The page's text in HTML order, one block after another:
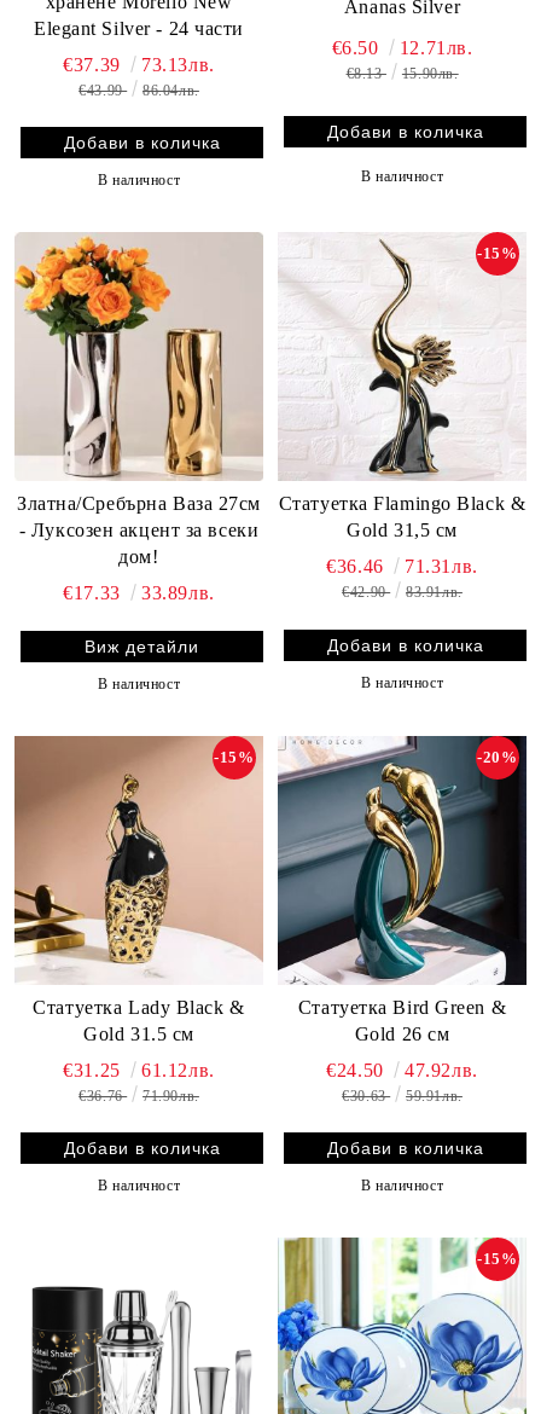
Elegant Silver - 24 части
€37.39
73.13лв.
€43.99 86.04лв.
В наличност
Ananas Silver
€6.50 12.71лв.
€8.13 15.90лв.
В наличност
Златна/Сребърна Ваза 27см
- Луксозен акцент за всеки
дом!
€17.33
33.89лв.
Виж детайли
В наличност
Статуетка Flamingo Black &
Gold 31,5 см
-15%
€36.46 71.31лв.
€42.90 83.91лв.
В наличност
Статуетка Lady Black &
Gold 31.5 см
-15%
€31.25 61.12лв.
€36.76 71.90лв.
В наличност
Статуетка Bird Green &
Gold 26 см
-20%
€24.50 47.92лв.
€30.63 59.91лв.
В наличност
-15%